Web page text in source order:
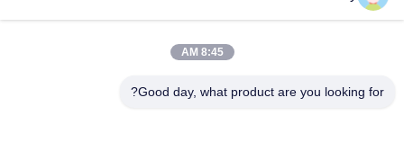
50T 210mm OD. أنابيب الحفر من الفولاذ الكربوني
8:45 AM
Good day, what product are you looking for?